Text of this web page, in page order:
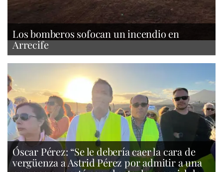
Los bomberos sofocan un incendio en
Arrecife
Óscar Pérez: “Se le debería caer la cara de
vergüenza a Astrid Pérez por admitir a una